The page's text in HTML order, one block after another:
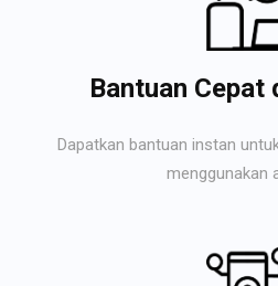
Bantuan Cepat
Dapatkan bantuan instan
menggunakan